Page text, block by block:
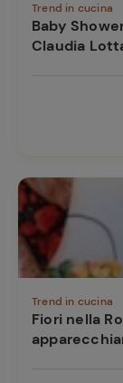
Trend in cucina
Baby
Claudia
Trend in cucina
Fiori nella